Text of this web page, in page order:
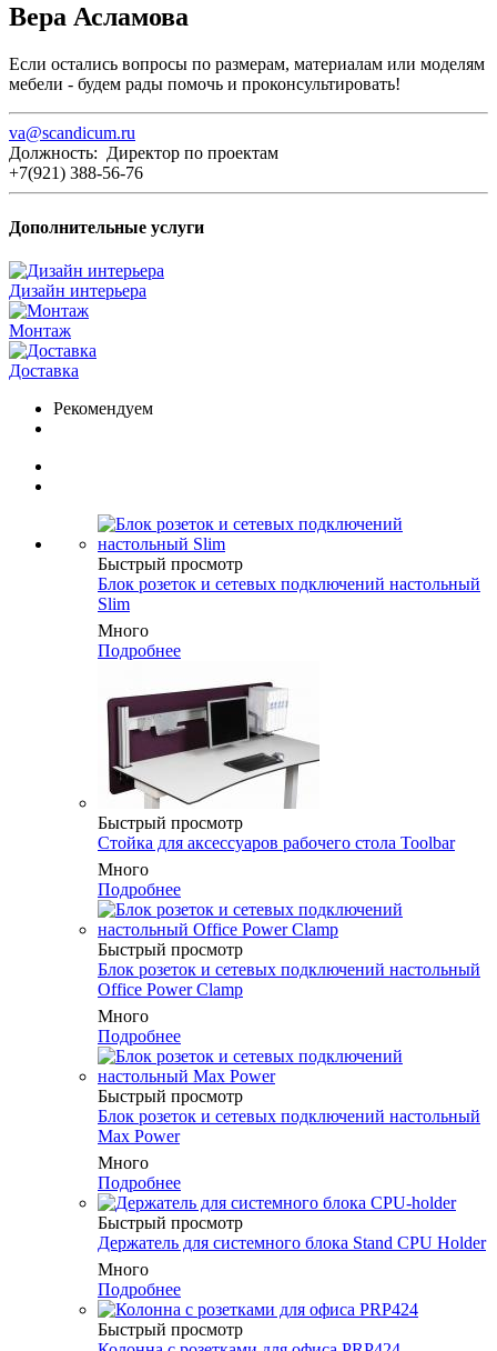
Вера Асламова
Если остались вопросы по размерам, материалам или моделям
мебели - будем рады помочь и проконсультировать!
va@scandicum.ru
Должность: Директор по проектам
+7(921) 388-56-76
Дополнительные услуги
Дизайн интерьера
Монтаж
Доставка
Рекомендуем
Быстрый просмотр
Блок розеток и сетевых подключений настольный
Slim
Много
Подробнее
Быстрый просмотр
Стойка для аксессуаров рабочего стола Toolbar
Много
Подробнее
Быстрый просмотр
Блок розеток и сетевых подключений настольный
Office Power Clamp
Много
Подробнее
Быстрый просмотр
Блок розеток и сетевых подключений настольный
Max Power
Много
Подробнее
Быстрый просмотр
Держатель для системного блока Stand CPU Holder
Много
Подробнее
Быстрый просмотр